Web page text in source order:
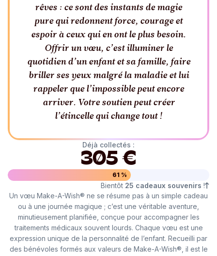
rêves : ce sont des instants de magie
pure qui redonnent force, courage et
espoir à ceux qui en ont le plus besoin.
Offrir un vœu, c’est illuminer le
quotidien d’un enfant et sa famille, faire
briller ses yeux malgré la maladie et lui
rappeler que l’impossible peut encore
arriver. Votre soutien peut créer
l’étincelle qui change tout !
Déjà collectés :
305 €
61 %
Bientôt 25 cadeaux souvenirs !
Un vœu Make-A-Wish® ne se résume pas à un simple cadeau
ou à une journée magique ; c’est une véritable aventure,
minutieusement planifiée, conçue pour accompagner les
traitements médicaux souvent lourds. Chaque vœu est une
expression unique de la personnalité de l’enfant. Recueilli par
des bénévoles formés aux valeurs de Make-A-Wish®, il est le